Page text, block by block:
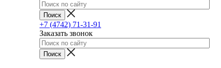
+7 (4742) 71-31-91
Заказать звонок